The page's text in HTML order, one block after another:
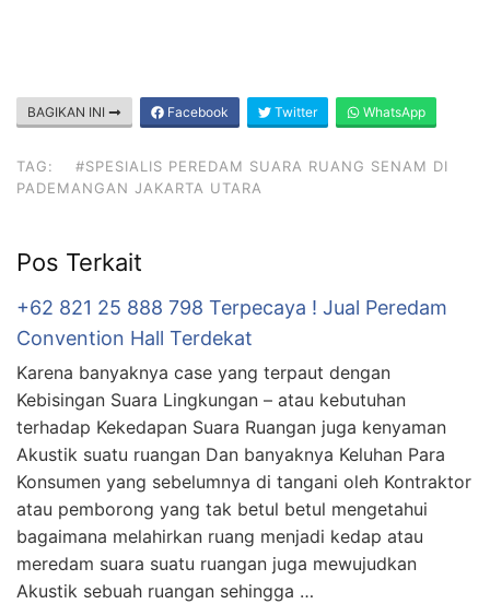
BAGIKAN INI Facebook Twitter WhatsApp
TAG:
#SPESIALIS PEREDAM SUARA RUANG SENAM DI
PADEMANGAN JAKARTA UTARA
Pos Terkait
+62 821 25 888 798 Terpecaya ! Jual Peredam
Convention Hall Terdekat
Karena banyaknya case yang terpaut dengan
Kebisingan Suara Lingkungan – atau kebutuhan
terhadap Kekedapan Suara Ruangan juga kenyaman
Akustik suatu ruangan Dan banyaknya Keluhan Para
Konsumen yang sebelumnya di tangani oleh Kontraktor
atau pemborong yang tak betul betul mengetahui
bagaimana melahirkan ruang menjadi kedap atau
meredam suara suatu ruangan juga mewujudkan
Akustik sebuah ruangan sehingga …